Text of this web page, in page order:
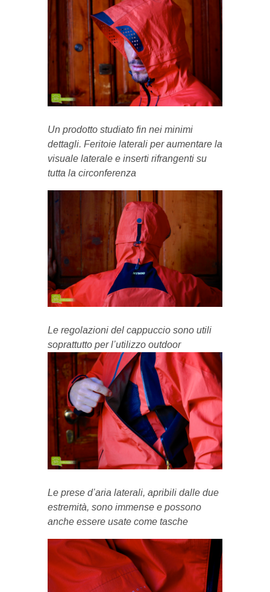
Un prodotto studiato fin nei minimi
dettagli. Feritoie laterali per aumentare la
visuale laterale e inserti rifrangenti su
tutta la circonferenza
Le regolazioni del cappuccio sono utili
soprattutto per l’utilizzo outdoor
Le prese d’aria laterali, apribili dalle due
estremità, sono immense e possono
anche essere usate come tasche